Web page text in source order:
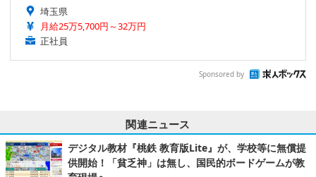
埼玉県
月給25万5,700円～32万円
正社員
Sponsored by
関連ニュース
デジタル教材『桃鉄 教育版Lite』が、学校等に無償提
供開始！「貧乏神」は無し、国民的ボードゲームが教